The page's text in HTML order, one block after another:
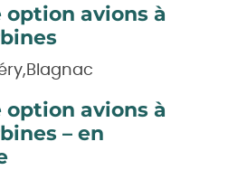
avions à
avions à
– en